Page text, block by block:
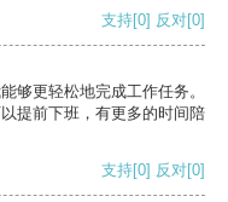
支持[0] 反对[0]
够更轻松地完成工作任务。
提前下班，有更多的时间陪
支持[0] 反对[0]